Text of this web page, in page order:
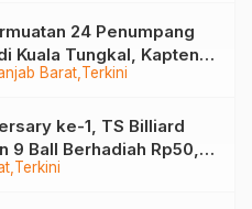
Barat Terkini
24 Penumpang
Kuala Tungkal, Kapten
Terkini
ke-1, TS Billiard
9 Ball Berhadiah Rp50,8